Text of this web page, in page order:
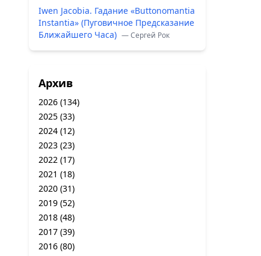
Iwen Jacobia. Гадание «Buttonomantia
Instantia» (Пуговичное Предсказание
Ближайшего Часа) — Сергей Рок
Архив
2026 (134)
2025 (33)
2024 (12)
2023 (23)
2022 (17)
2021 (18)
2020 (31)
2019 (52)
2018 (48)
2017 (39)
2016 (80)